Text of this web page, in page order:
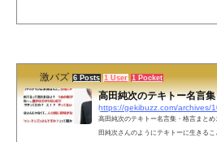
激バズ 6 Posts 1 User 1 Pocket
高田純次のテキトー名言
https://gekibuzz.com/archives/
高田純次のテキトー名言集・格言まと
田純次さんのようにテキトーに生きる